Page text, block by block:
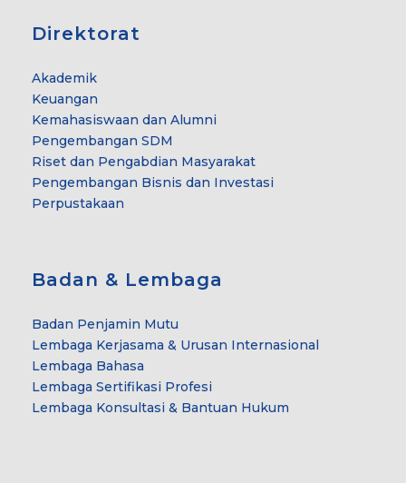
Direktorat
Akademik
Keuangan
Kemahasiswaan dan Alumni
Pengembangan SDM
Riset dan Pengabdian Masyarakat
Pengembangan Bisnis dan Investasi
Perpustakaan
Badan & Lembaga
Badan Penjamin Mutu
Lembaga Kerjasama & Urusan Internasional
Lembaga Bahasa
Lembaga Sertifikasi Profesi
Lembaga Konsultasi & Bantuan Hukum